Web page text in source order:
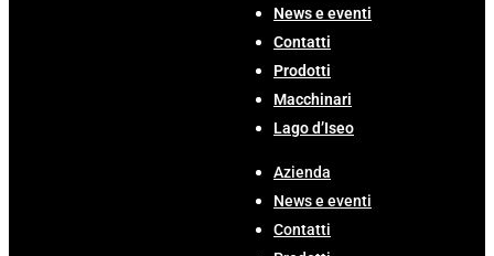
News e eventi
Contatti
Prodotti
Macchinari
Lago d’Iseo
Azienda
News e eventi
Contatti